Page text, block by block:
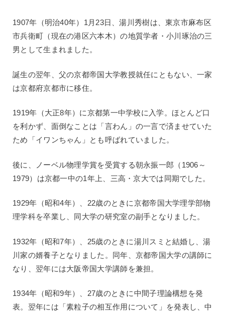
1907年（明治40年）1月23日、湯川秀樹は、東京市麻布区
市兵衛町（現在の港区六本木）の地質学者・小川琢治の三
男として生まれました。
誕生の翌年、父の京都帝国大学教授就任にともない、一家
は京都府京都市に移住。
1919年（大正8年）に京都第一中学校に入学。ほとんど口
を利かず、面倒なことは「言わん」の一言で済ませていた
ため「イワンちゃん」とも呼ばれていました。
後に、ノーベル物理学賞を受賞する朝永振一郎（1906～
1979）は京都一中の1年上、三高・京大では同期でした。
1929年（昭和4年）、22歳のときに京都帝国大学理学部物
理学科を卒業し、同大学の研究室の副手となりました。
1932年（昭和7年）、25歳のときに湯川スミと結婚し、湯
川家の婿養子となりました。同年、京都帝国大学の講師に
なり、翌年には大阪帝国大学講師を兼担。
1934年（昭和9年）、27歳のときに中間子理論構想を発
表。翌年には「素粒子の相互作用について」を発表し、中